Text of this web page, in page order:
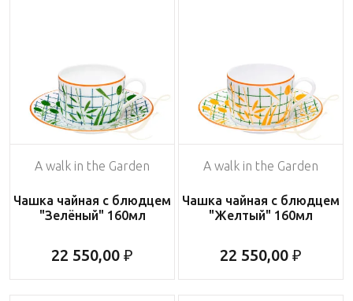
A walk in the Garden
Чашка чайная с блюдцем
"Зелёный" 160мл
22 550,00 ₽
A walk in the Garden
Чашка чайная с блюдцем
"Желтый" 160мл
22 550,00 ₽